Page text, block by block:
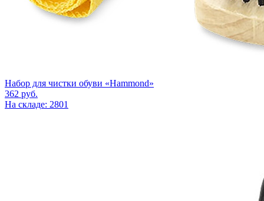
Набор для чистки обуви «Hammond»
362 руб.
На складе: 2801